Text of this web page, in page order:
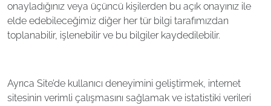
onayladığınız veya üçüncü kişilerden bu açık onayınız ile
elde edebileceğimiz diğer her tür bilgi tarafımızdan
toplanabilir, işlenebilir ve bu bilgiler kaydedilebilir.
Ayrıca Site’de kullanıcı deneyimini geliştirmek, internet
sitesinin verimli çalışmasını sağlamak ve istatistiki verileri